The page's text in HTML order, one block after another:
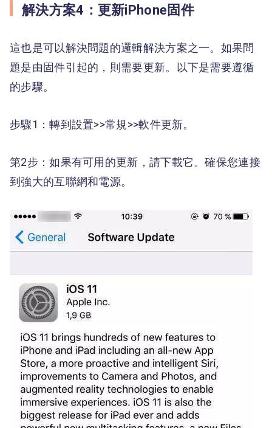
解決方案4：更新iPhone固件
這也是可以解決問題的邏輯解決方案之一。如果問
題是由固件引起的，則需要更新。以下是需要遵循
的步驟。
步驟1：轉到設置>>常規>>軟件更新。
第2步：如果有可用的更新，請下載它。確保您連接
到強大的互聯網和電源。